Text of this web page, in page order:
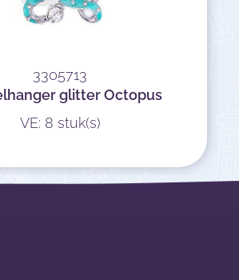
3305713
glitter Octopus
VE: 8 stuk(s)